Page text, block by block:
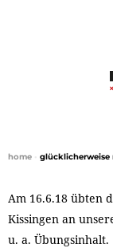
home glücklicherweise
Am 16.6.18 übten
Kissingen an
u. a. Übungsinhalt.